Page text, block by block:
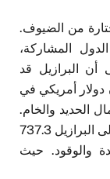
من الضيوف.
المشاركة،
أن البرازيل قد
بقيمة 452.1 مليون دولار أمريكي في
الحديد والخام.
وفي العام نفسه، بلغ إجمالي صادرات قطر إلى البرازيل 737.3
والوقود. حيث